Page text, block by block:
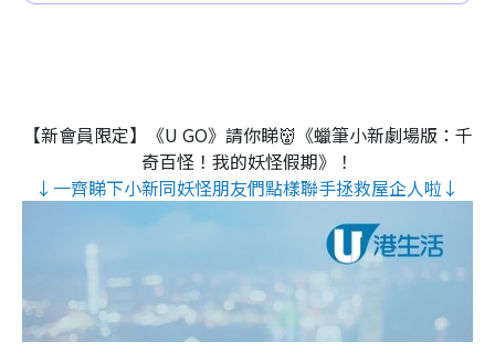
【新會員限定】《U GO》請你睇👹《蠟筆小新劇場版：千
奇百怪！我的妖怪假期》！
↓一齊睇下小新同妖怪朋友們點樣聯手拯救屋企人啦↓